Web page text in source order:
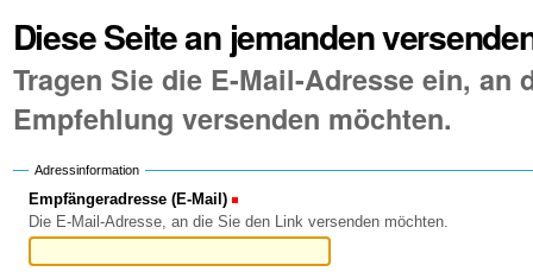
Diese Seite an jemanden
Tragen Sie die E-Mail-Adresse ein, an
Empfehlung versenden möchten.
Adressinformation
Empfängeradresse (E-Mail)
Die E-Mail-Adresse, an die Sie den Link versenden möchten.